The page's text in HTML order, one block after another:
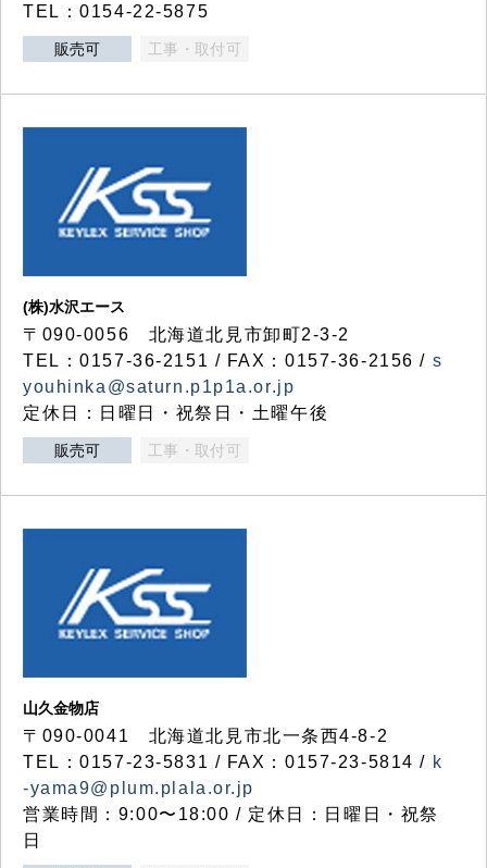
TEL：0154-22-5875
販売可 工事・取付可
(株)水沢エース
〒090-0056 北海道北見市卸町2-3-2
TEL：0157-36-2151 / FAX：0157-36-2156 / s
youhinka@saturn.p1p1a.or.jp
定休日：日曜日・祝祭日・土曜午後
販売可 工事・取付可
山久金物店
〒090-0041 北海道北見市北一条西4-8-2
TEL：0157-23-5831 / FAX：0157-23-5814 / k
-yama9@plum.plala.or.jp
営業時間：9:00〜18:00 / 定休日：日曜日・祝祭
日